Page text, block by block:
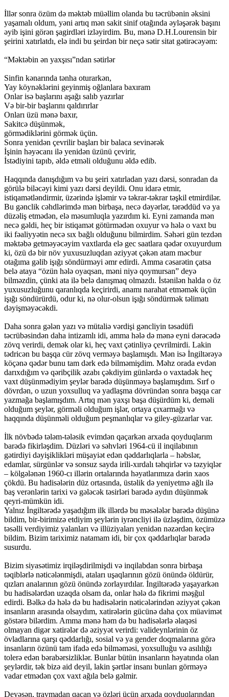
İllər sonra özüm də məktəb müəllim olanda bu təcrübənin əksini
yaşamalı oldum, yəni artıq mən sakit sinif otağında əyləşərək başını
əyib işini görən şagirdləri izləyirdim. Bu, mənə D.H.Lourensin bir
şeirini xatırlatdı, elə indi bu şeirdən bir neçə sətir sitat gətirəcəyəm:
“Məktəbin ən yaxşısı”ndan sətirlər
Sinfin kənarında tənha oturarkən,
Yay köynəklərini geyinmiş oğlanlara baxıram
Onlar isə başlarını aşağı salıb yazırlar
Və bir-bir başlarını qaldırırlar
Onları üzü mənə baxır,
Sakitcə düşünmək,
görmədiklərini görmək üçün.
Sonra yenidən çevrilir başları bir balaca sevinərək
İşinin həyəcanı ilə yenidən üzünü çevirir,
İstədiyini tapıb, əldə etməli olduğunu əldə edib.
Haqqında danışdığım və bu şeiri xatırladan yazı dərsi, sonradan da
görülə biləcəyi kimi yazı dərsi deyildi. Onu idarə etmir,
istiqamətləndirmir, üzərində işləmir və təkrar-təkrar təşkil etmirdilər.
Bu gənclik cəhdlərimdə mən birbaşa, necə dəyərlər, tərəddüd və ya
düzəliş etmədən, elə məsumluqla yazırdım ki. Eyni zamanda mən
necə gəldi, heç bir istiqamət götürmədən oxuyur və hələ o vaxt bu
iki fəaliyyətin necə sıx bağlı olduğunu bilmirdim. Səhəri gün tezdən
məktəbə getməyəcəyim vaxtlarda elə gec saatlara qədər oxuyurdum
ki, özü də bir növ yuxusuzluqdan əziyyət çəkən atam məcbur
otağıma gəlib işığı söndürməyi əmr edirdi. Amma cəsarətin çatsa
belə ataya “özün hələ oyaqsan, məni niyə qoymursan” deyə
bilməzdin, çünki ata ilə belə danışmaq olmazdı. İstənilən halda o öz
yuxusuzluğunu qaranlıqda keçirirdi, anamı narahat etməmək üçün
işığı söndürürdü, odur ki, nə olur-olsun işığı söndürmək təlimatı
dəyişməyəcəkdi.
Daha sonra gələn yazı və mütaliə vərdişi gəncliyin təsadüfi
təcrübəsindən daha intizamlı idi, amma hələ də mənə eyni dərəcədə
zövq verirdi, demək olar ki, heç vaxt çətinliyə çevrilmirdi. Lakin
tədricən bu başqa cür zövq verməyə başlamışdı. Mən isə İngiltərəyə
köçənə qədər bunu tam dərk edə bilməmişdim. Məhz orada evdən
darıxdığım və qəribçilik əzabı çəkdiyim günlərdə o vaxtadək heç
vaxt düşünmədiyim şeylər barədə düşünməyə başlamışdım. Sırf o
dövrdən, o uzun yoxsulluq və yadlaşma dövründən sonra başqa car
yazmağa başlamışdım. Artıq mən yaxşı başa düşürdüm ki, deməli
olduğum şeylər, görməli olduğum işlər, ortaya çıxarmağı və
haqqında düşünməli olduğum peşmanlıqlar və giley-güzarlar var.
İlk növbədə tələm-tələsik evimdən qaçarkən arxada qoyduqlarım
barədə fikirləşdim. Düzləri və səhvləri 1964-cü il inqilabının
gətirdiyi dəyişiklikləri müşayiət edən qəddarlıqlarla – həbslər,
edamlar, sürgünlər və sonsuz sayda irili-xırdalı təhqirlər və təzyiqlər
– kölgələnən 1960-cı illərin ortalarında həyatlarımıza dərin xaos
çökdü. Bu hadisələrin düz ortasında, üstəlik də yeniyetmə ağlı ilə
baş verənlərin tarixi və gələcək təsirləri barədə aydın düşünmək
qeyri-mümkün idi.
Yalnız İngiltərədə yaşadığım ilk illərdə bu məsələlər barədə düşünə
bildim, bir-birimizə etdiyim şeylərin iyrəncliyi ilə üzləşdim, özümüzə
təsəlli verdiyimiz yalanları və illüziyaları yenidən nəzərdən keçirə
bildim. Bizim tariximiz natamam idi, bir çox qəddarlıqlar barədə
susurdu.
Bizim siyasətimiz irqiləşdirilmişdi və inqilabdan sonra birbaşa
təqiblərlə nəticələnmişdi, ataları uşaqlarının gözü önündə öldürür,
qızları analarının gözü önündə zorlayırdılar. İngiltərədə yaşayarkən
bu hadisələrdən uzaqda olsam da, onlar hələ də fikrimi məşğul
edirdi. Bəlkə də hələ də bu hadisələrin nəticələrindən əziyyət çəkən
insanların arasında olsaydım, xatirələrin gücünə daha çox müavimət
göstərə bilərdim. Amma mənə həm də bu hadisələrlə əlaqəsi
olmayan digər xatirələr də əziyyət verirdi: valideynlərinin öz
övladlarına qarşı qəddarlığı, sosial və ya gender doqmalarına görə
insanların özünü tam ifadə edə bilməməsi, yoxsulluğu və asılılığı
tolerə edən bərabərsizliklər. Bunlar bütün insanların həyatında olan
şeylərdir, tək bizə aid deyil, lakin şərtlər insanı bunları görməyə
vadar etmədən çox vaxt ağıla belə gəlmir.
Deyəsən, travmadan qaçan və özləri üçün arxada qoyduqlarından